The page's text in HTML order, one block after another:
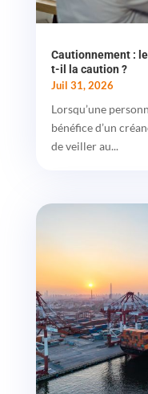
Cautionnement :
t-il la caution ?
Juil 31, 2026
Lorsqu’une
bénéfice d’un
de veiller au...